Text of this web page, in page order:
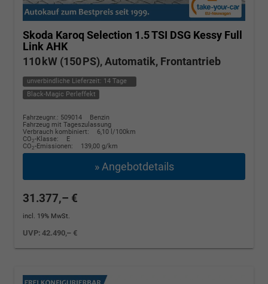
Skoda Karoq Selection 1.5 TSI DSG Kessy Full
Link AHK
110 kW (150 PS), Automatik, Frontantrieb
unverbindliche Lieferzeit: 14 Tage
Black-Magic Perleffekt
Fahrzeugnr.: 509014
Benzin
Fahrzeug mit Tageszulassung
Verbrauch kombiniert:
6,10 l/100km
CO2-Klasse:
E
CO2-Emissionen: 139,00 g/km
» Angebotdetails
31.377,– €
incl. 19% MwSt.
UVP:42.490,– €